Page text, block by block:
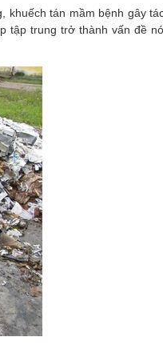
tán mầm bệnh gây
trung trở thành vấn đề